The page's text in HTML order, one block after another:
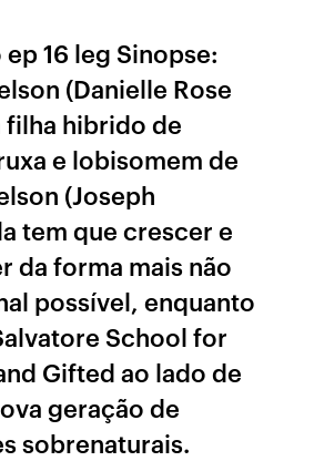
16 leg Sinopse:
(Danielle Rose
filha hibrido de
e lobisomem de
(Joseph
tem que crescer e
da forma mais não
possível, enquanto
School for
Gifted ao lado de
geração de
sobrenaturais.